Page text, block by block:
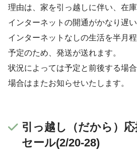
理由は、家を引っ越しに伴い、在
インターネットの開通がかなり遅い
インターネットなしの生活を半月
予定のため、発送が送れます。
状況によっては予定と前後する場
場合はまたお知らせいたします。
引っ越し（だから）応
セール(2/20-28)